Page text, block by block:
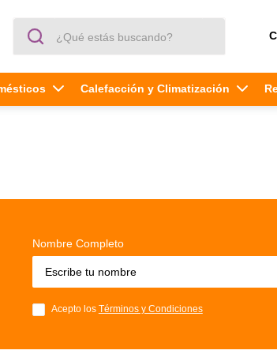
Calefacción y Climatización
Nombre Completo
Acepto los Términos y Condiciones